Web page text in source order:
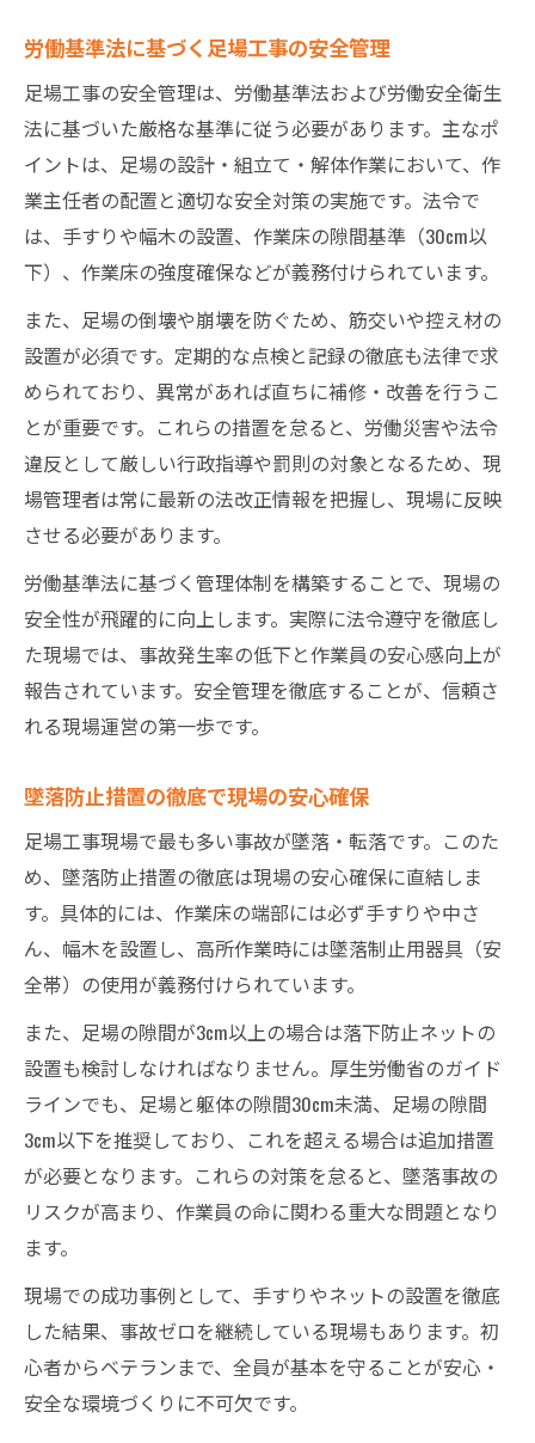
現場措置で理解すべき改正の具体策
隙間対策と基準図解で理解する足場工事
足場工事現場措置で重要な隙間対策とは
基準図解を活用した隙間管理の実践方法
足場 躯体隙間30cmの理由と対処法
隙間3cm基準の現場措置と実例紹介
現場で役立つ隙間調整の最新安全対策
労働基準法に基づく足場工事の安全管理
足場工事の安全管理は、労働基準法および労働安全衛生
法に基づいた厳格な基準に従う必要があります。主なポ
イントは、足場の設計・組立て・解体作業において、作
業主任者の配置と適切な安全対策の実施です。法令で
は、手すりや幅木の設置、作業床の隙間基準（30cm以
下）、作業床の強度確保などが義務付けられています。
また、足場の倒壊や崩壊を防ぐため、筋交いや控え材の
設置が必須です。定期的な点検と記録の徹底も法律で求
められており、異常があれば直ちに補修・改善を行うこ
とが重要です。これらの措置を怠ると、労働災害や法令
違反として厳しい行政指導や罰則の対象となるため、現
場管理者は常に最新の法改正情報を把握し、現場に反映
させる必要があります。
労働基準法に基づく管理体制を構築することで、現場の
安全性が飛躍的に向上します。実際に法令遵守を徹底し
た現場では、事故発生率の低下と作業員の安心感向上が
報告されています。安全管理を徹底することが、信頼さ
れる現場運営の第一歩です。
墜落防止措置の徹底で現場の安心確保
足場工事現場で最も多い事故が墜落・転落です。このた
め、墜落防止措置の徹底は現場の安心確保に直結しま
す。具体的には、作業床の端部には必ず手すりや中さ
ん、幅木を設置し、高所作業時には墜落制止用器具（安
全帯）の使用が義務付けられています。
また、足場の隙間が3cm以上の場合は落下防止ネットの
設置も検討しなければなりません。厚生労働省のガイド
ラインでも、足場と躯体の隙間30cm未満、足場の隙間
3cm以下を推奨しており、これを超える場合は追加措置
が必要となります。これらの対策を怠ると、墜落事故の
リスクが高まり、作業員の命に関わる重大な問題となり
ます。
現場での成功事例として、手すりやネットの設置を徹底
した結果、事故ゼロを継続している現場もあります。初
心者からベテランまで、全員が基本を守ることが安心・
安全な環境づくりに不可欠です。